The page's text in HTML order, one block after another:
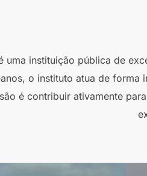
uma instituição pública de
o instituto atua de
é contribuir ativamente